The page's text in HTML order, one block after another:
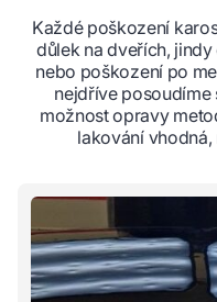
Každé poškození
důlek na dveřích,
nebo poškození po
nejdříve posoudíme
možnost opravy
lakování